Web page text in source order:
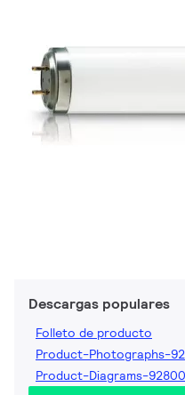
Descargas populares
Folleto de producto
Product-Photographs-
Product-Diagrams-